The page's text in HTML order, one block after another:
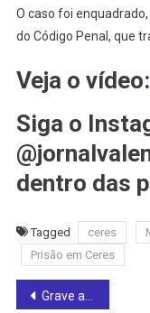
O caso foi
do Código Penal, que
Veja o vídeo:
Siga o
dentro das
Tagged ceres
Prisão em Ceres
Post
Grave acidente é registrado na BR-153 entre Rialma e Rianápolis na madrugada deste sábado (21)